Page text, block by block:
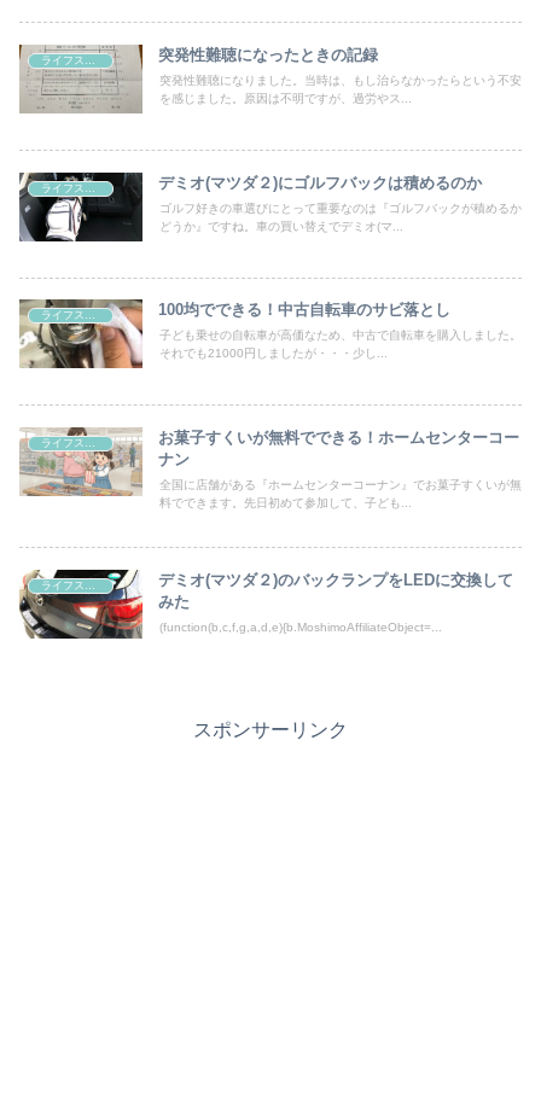
ライフスタイル 突発性難聴になったときの記録
突発性難聴になりました。当時は、もし治らなかったらという不安
を感じました。原因は不明ですが、過労やス...
デミオ(マツダ２)にゴルフバックは積めるのか
ゴルフ好きの車選びにとって重要なのは『ゴルフバックが積めるか
どうか』ですね。車の買い替えでデミオ(マ...
ライフスタイル 100均でできる！中古自転車のサビ落とし
子ども乗せの自転車が高価なため、中古で自転車を購入しました。
それでも21000円しましたが・・・少し...
ライフスタイル
お菓子すくいが無料でできる！ホームセンターコー
ナン
全国に店舗がある『ホームセンターコーナン』でお菓子すくいが無
料でできます。先日初めて参加して、子ども...
デミオ(マツダ２)のバックランプをLEDに交換して
みた
(function(b,c,f,g,a,d,e){b.MoshimoAffiliateObject=...
スポンサーリンク